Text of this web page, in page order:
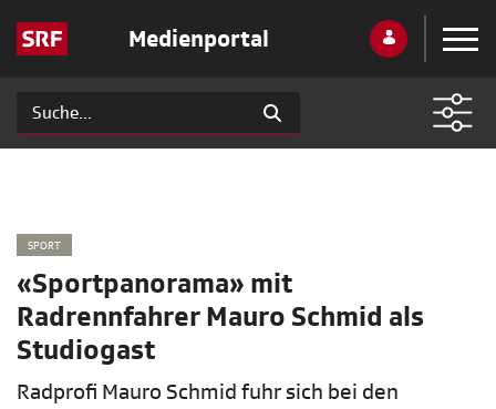
Medienportal
SPORT
«Sportpanorama» mit
Radrennfahrer Mauro Schmid als
Studiogast
Radprofi Mauro Schmid fuhr sich bei den